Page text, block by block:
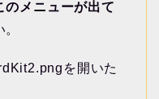
のメニューが出て
を開いた